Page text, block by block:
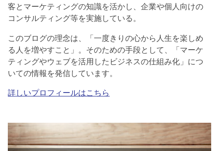
客とマーケティングの知識を活かし、企業や個人向けの
コンサルティング等を実施している。
このブログの理念は、「一度きりの心から人生を楽しめ
る人を増やすこと」。そのための手段として、「マーケ
ティングやウェブを活用したビジネスの仕組み化」につ
いての情報を発信しています。
詳しいプロフィールはこちら